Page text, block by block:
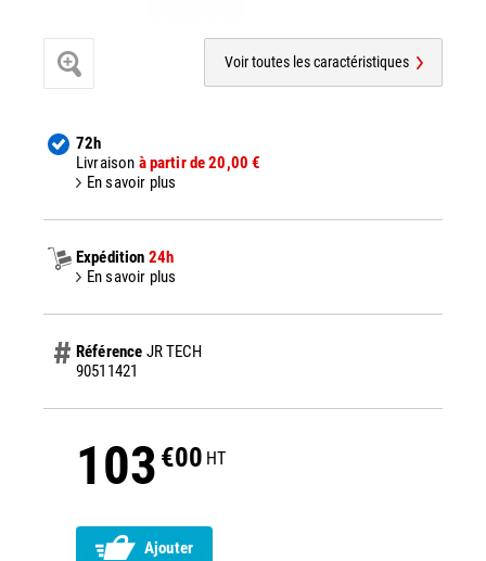
Voir toutes les caractéristiques
72h
Livraison à partir de 20,00 €
En savoir plus
Expédition 24h
En savoir plus
Référence JR TECH
90511421
103 €00 HT
Ajouter